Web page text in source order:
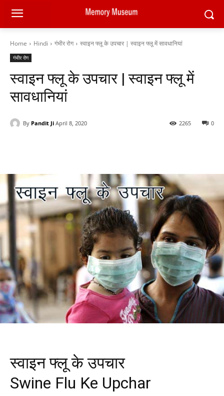
Home Hindi गंभीर रोग स्वाइन फ्लू के उपचार | स्वाइन फ्लू में सावधानियां
गंभीर रोग
स्वाइन फ्लू के उपचार | स्वाइन फ्लू में
सावधानियां
By Pandit Ji April 8, 2020 0
2265
स्वाइन फ्लू के उपचार
Swine Flu Ke Upchar